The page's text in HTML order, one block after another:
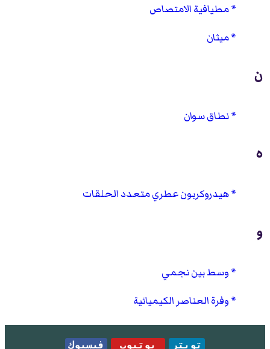
مطيافية الامتصاص
ميثان
ن
نطاق سوان
ه
هيدروكربون عطري متعدد الحلقات
و
وسط بين نجمي
وفرة العناصر الكيميائية
تويتر يوتيوب فيسبوك